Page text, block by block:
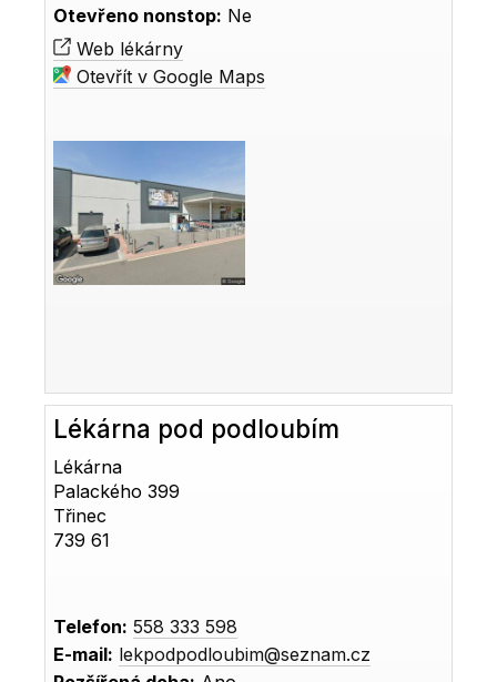
Otevřeno nonstop: Ne
Web lékárny
Otevřít v Google Maps
Lékárna pod podloubím
Lékárna
Palackého 399
Třinec
739 61
Telefon: 558 333 598
E-mail: lekpodpodloubim@seznam.cz